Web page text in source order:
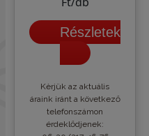
Részletek
Kèrjük az aktuális
áraink iránt a következő
telefonszámon
érdeklődjenek: